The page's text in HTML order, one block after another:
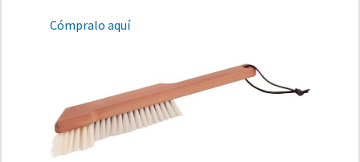
Cómpralo aquí